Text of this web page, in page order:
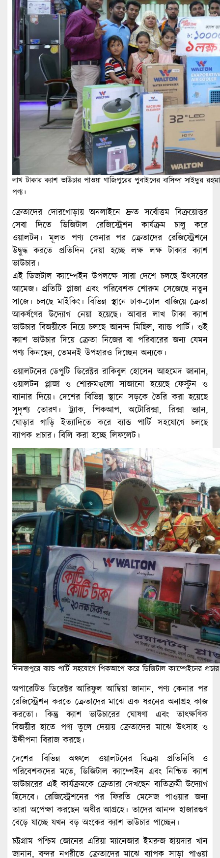
লাখ টাকার ক্যাশ ভাউচার পাওয়া গাজিপুরের পুবাইলের বাসিন্দা সাইদুর
পণ্য।
ক্রেতাদের দোরগোড়ায় অনলাইনে দ্রুত সর্বোত্তম বিক্রয়োত্তর
সেবা দিতে ডিজিটাল রেজিস্ট্রেশন কার্যক্রম চালু করে
ওয়ালটন। মূলত পণ্য কেনার পর ক্রেতাদের রেজিস্ট্রেশনে
উদ্বুদ্ধ করতে প্রতিদিন দেয়া হচ্ছে লক্ষ লক্ষ টাকার ক্যাশ
ভাউচার।
এই ডিজটাল ক্যাম্পেইন উপলক্ষে সারা দেশে চলছে উৎসবের
আমেজ। প্র্রতিটি প্লাজা এবং পরিবেশক শোরুম সেজেছে নতুন
সাজে। চলছে মাইকিং। বিভিন্ন স্থানে ঢাক-ঢোল বাজিয়ে ক্রেতা
আকর্ষণের উদ্যোগ নেয়া হয়েছে। আবার লাখ টাকা ক্যাশ
ভাউচার বিজয়ীকে নিয়ে চলছে আনন্দ মিছিল, ব্যান্ড পার্টি। ওই
ক্যাশ ভাউচার দিয়ে ক্রেতা নিজের বা পরিবারের জন্য যেমন
পণ্য কিনছেন, তেমনই উপহারও দিচ্ছেন অন্যকে।
ওয়ালটনের ডেপুটি ডিরেক্টর রাকিবুল হোসেন আহমেদ জানান,
ওয়ালটন প্লাজা ও শোরুমগুলো সাজানো হয়েছে ফেস্টুন ও
ব্যানার দিয়ে। দেশের বিভিন্ন স্থানে সড়কে তৈরি করা হয়েছে
সুদৃশ্য তোরণ। ট্র্যাক, পিকআপ, অটোরিক্সা, রিক্সা ভ্যান,
ঘোড়ার গাড়ি ইত্যাদিতে করে ব্যান্ড পার্টি সহযোগে চলছে
ব্যাপক প্রচার। বিলি করা হচ্ছে লিফলেট।
দিনাজপুরে ব্যান্ড পার্টি সহযোগে পিকআপে করে ডিজিটাল ক্যাম্পেইনের
অপারেটিভ ডিরেক্টর আরিফুল আম্বিয়া জানান, পণ্য কেনার পর
রেজিস্ট্রেশন করতে ক্রেতাদের মাঝে এক ধরনের অনাগ্রহ কাজ
করতো। কিন্তু ক্যাশ ভাউচারের ঘোষণা এবং তাৎক্ষণিক
বিজয়ীর হাতে পণ্য তুলে দেয়ায় ক্রেতাদের মাঝে উৎসাহ ও
উদ্দীপনা বিরাজ করছে।
দেশের বিভিন্ন অঞ্চলে ওয়ালটনের বিক্রয় প্রতিনিধি ও
পরিবেশকদের মতে, ডিজিটাল ক্যাম্পেইন এবং নিশ্চিত ক্যাশ
ভাউচারের এই কার্যক্রমকে ক্রেতারা দেখছেন ব্যতিক্রমী উদ্যোগ
হিসেবে। রেজিস্ট্রেশনের পর ফিরতি মেসেজ পাওয়ার জন্য
তারা অপেক্ষা করছেন অধীর আগ্রহে। তাদের আনন্দ হাজারগুণ
বেড়ে যাচ্ছে যখন বড় অংকের ক্যাশ ভাউচার পাচ্ছেন।
চট্টগ্রাম পশ্চিম জোনের এরিয়া ম্যানেজার ইমরুজ হায়দার খান
জানান, বন্দর নগরীতে ক্রেতাদের মাঝে ব্যাপক সাড়া পাওয়া